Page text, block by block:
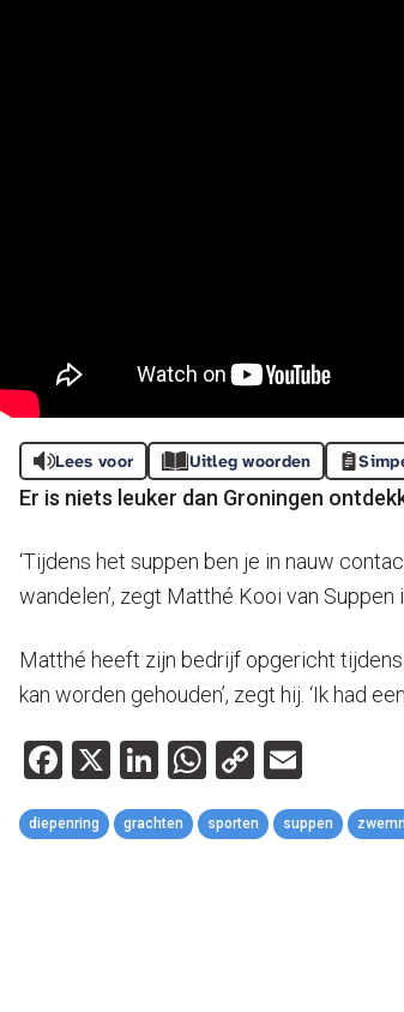
Lees voor Uitleg woorden
Er is niets leuker dan Groningen
‘Tijdens het suppen ben je in nauw
wandelen’, zegt Matthé Kooi van
Matthé heeft zijn bedrijf opgericht
kan worden gehouden’, zegt hij. ‘Ik had
Facebook
X LinkedIn
WhatsApp
Copy
Link
diepenring grachten sporten suppen